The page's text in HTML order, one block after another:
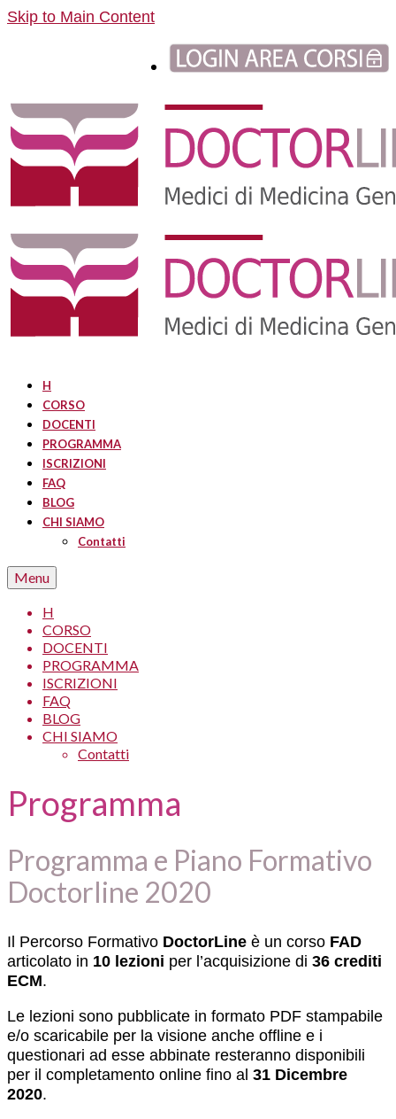
Skip to Main Content
H
CORSO
DOCENTI
PROGRAMMA
ISCRIZIONI
FAQ
BLOG
CHI SIAMO
Contatti
Menu
H
CORSO
DOCENTI
PROGRAMMA
ISCRIZIONI
FAQ
BLOG
CHI SIAMO
Contatti
Programma
Programma e Piano Formativo
Doctorline 2020
Il Percorso Formativo DoctorLine è un corso FAD
articolato in 10 lezioni per l’acquisizione di 36 crediti
ECM.
Le lezioni sono pubblicate in formato PDF stampabile
e/o scaricabile per la visione anche offline e i
questionari ad esse abbinate resteranno disponibili
per il completamento online fino al 31 Dicembre
2020.